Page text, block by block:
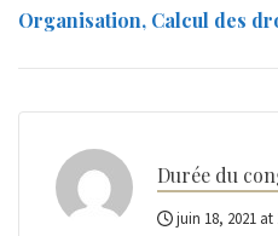
Organisation, Calcul des
Durée du
juin 18, 2021 at